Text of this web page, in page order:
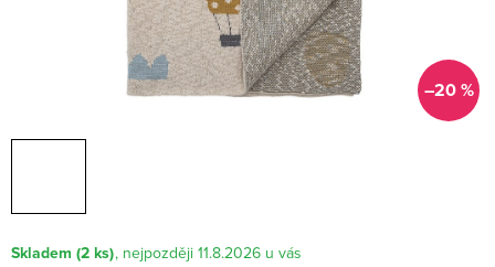
–20 %
Skladem (2 ks)
11.8.2026